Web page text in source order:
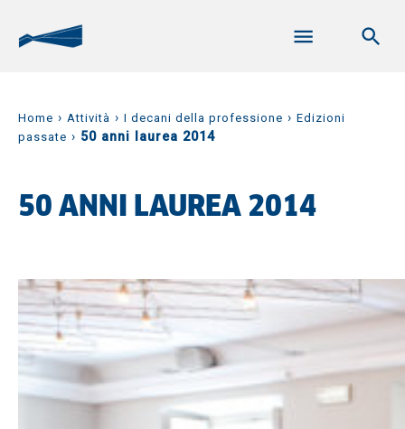
Home › Attività › I decani della professione › Edizioni
passate › 50 anni laurea 2014
50 ANNI LAUREA 2014